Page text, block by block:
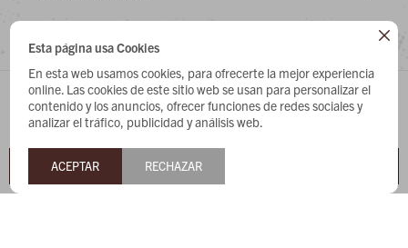

Esta página usa Cookies
En esta web usamos cookies, para ofrecerte la mejor experiencia
online. Las cookies de este sitio web se usan para personalizar el
contenido y los anuncios, ofrecer funciones de redes sociales y
analizar el tráfico, publicidad y análisis web.
ACEPTAR RECHAZAR
M7W9 M8W10 M9W11 M10W12 M11 M12 M13
Guía de talles
1
  